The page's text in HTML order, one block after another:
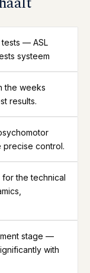
— ASL
systeem
the weeks
results.
precise control.
the technical
stage —
with